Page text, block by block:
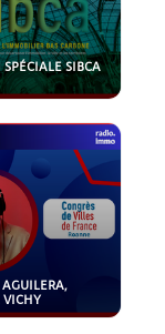
SIBCA
AGUILERA,
VICHY